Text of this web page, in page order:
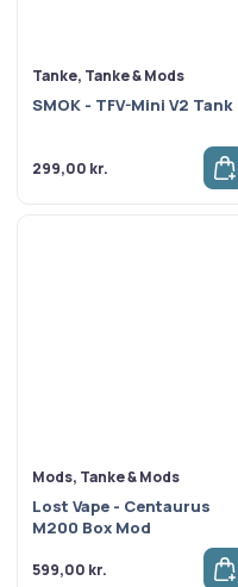
Tanke, Tanke & Mods
SMOK - TFV-Mini V2 Tank
299,00 kr.
Mods, Tanke & Mods
Lost Vape - Centaurus
M200 Box Mod
599,00 kr.